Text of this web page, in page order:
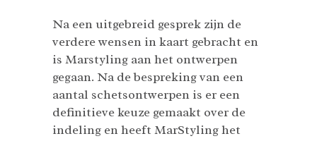
Na een uitgebreid gesprek zijn de
verdere wensen in kaart gebracht en
is Marstyling aan het ontwerpen
gegaan. Na de bespreking van een
aantal schetsontwerpen is er een
definitieve keuze gemaakt over de
indeling en heeft MarStyling het